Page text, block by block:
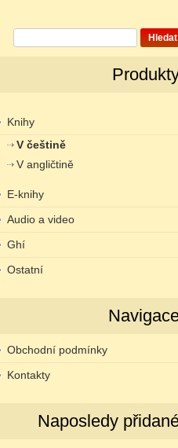
Hledat
Knihy
V češtině
V angličtině
E-knihy
Audio a video
Ghí
Ostatní
Obchodní podmínky
Kontakty
Naposledy